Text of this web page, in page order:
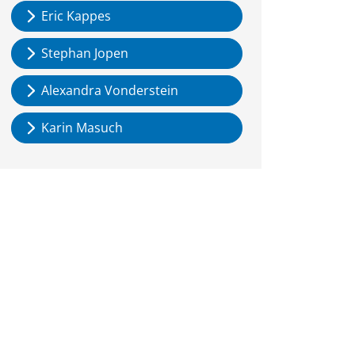
Eric Kappes
Stephan Jopen
Alexandra Vonderstein
Karin Masuch